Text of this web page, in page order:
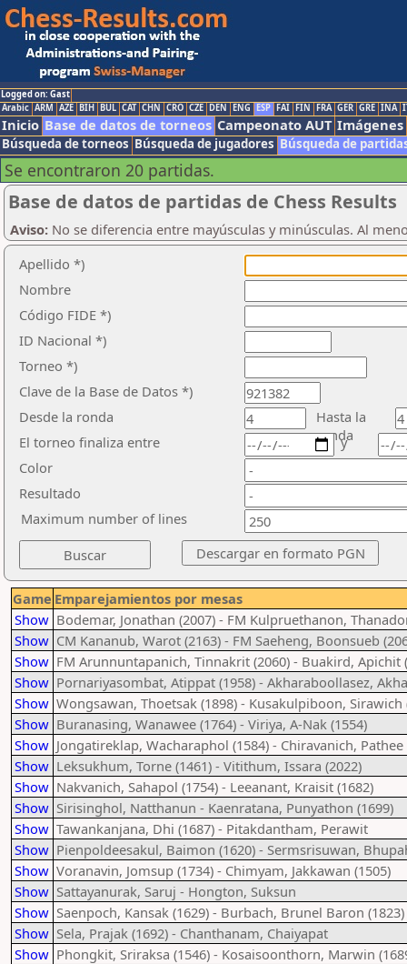
Logged on: Gast
Arabic ARM AZE BIH BUL CAT CHN CRO CZE DEN ENG ESP FAI FIN FRA GER GRE INA
Inicio Base de datos de torneos Campeonato AUT Imágenes
Búsqueda de torneos Búsqueda de jugadores Búsqueda de
Se encontraron 20 partidas.
Base de datos de partidas de Chess Results
Aviso: No se diferencia entre mayúsculas y minúsculas. Al
Apellido *)
Nombre
Código FIDE *)
ID Nacional *)
Torneo *)
Clave de la Base de Datos *)
Desde la ronda
Hasta la
ronda
El torneo finaliza entre
Color
Resultado
y
Maximum number of lines
Game Emparejamientos por mesas
Show Bodemar, Jonathan (2007) - FM Kulpruethanon,
Show CM Kananub, Warot (2163) - FM Saeheng, Boonsueb
Show FM Arunnuntapanich, Tinnakrit (2060) - Buakird, Apichit
Show Pornariyasombat, Atippat (1958) - Akharaboollasez,
Show Wongsawan, Thoetsak (1898) - Kusakulpiboon, Sirawich
Show Buranasing, Wanawee (1764) - Viriya, A-Nak (1554)
Show Jongatireklap, Wacharaphol (1584) - Chiravanich, Pathee
Show Leksukhum, Torne (1461) - Vitithum, Issara (2022)
Show Nakvanich, Sahapol (1754) - Leeanant, Kraisit (1682)
Show Sirisinghol, Natthanun - Kaenratana, Punyathon (1699)
Show Tawankanjana, Dhi (1687) - Pitakdantham, Perawit
Show Pienpoldeesakul, Baimon (1620) - Sermsrisuwan,
Show Voranavin, Jomsup (1734) - Chimyam, Jakkawan (1505)
Show Sattayanurak, Saruj - Hongton, Suksun
Show Saenpoch, Kansak (1629) - Burbach, Brunel Baron (1823)
Show Sela, Prajak (1692) - Chanthanam, Chaiyapat
Show Phongkit, Sriraksa (1546) - Kosaisoonthorn, Marwin